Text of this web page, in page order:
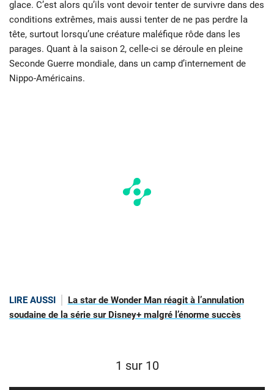
glace. C’est alors qu’ils vont devoir tenter de survivre dans des
conditions extrêmes, mais aussi tenter de ne pas perdre la
tête, surtout lorsqu’une créature maléfique rôde dans les
parages. Quant à la saison 2, celle-ci se déroule en pleine
Seconde Guerre mondiale, dans un camp d’internement de
Nippo-Américains.
LIRE AUSSI
La star de Wonder Man réagit à l’annulation
soudaine de la série sur Disney+ malgré l’énorme succès
1 sur 10